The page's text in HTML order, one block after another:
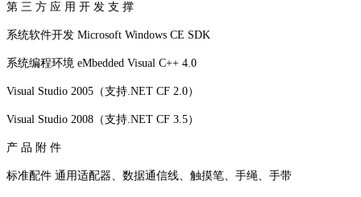
第 三 方 应 用 开 发 支 撑
系统软件开发 Microsoft Windows CE SDK
系统编程环境 eMbedded Visual C++ 4.0
Visual Studio 2005（支持.NET CF 2.0）
Visual Studio 2008（支持.NET CF 3.5）
产 品 附 件
标准配件 通用适配器、数据通信线、触摸笔、手绳、手带